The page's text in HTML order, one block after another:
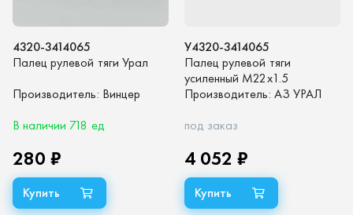
4320-3414065
Палец рулевой тяги Урал
Производитель: Винцер
В наличии 718 ед
280 ₽
У4320-3414065
Палец рулевой тяги
усиленный М22х1.5
(упаковка 4шт.)
Производитель: АЗ УРАЛ
под заказ
4 052 ₽